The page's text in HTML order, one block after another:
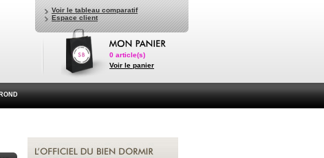
0 article(s)
Voir le panier
Voir le tableau comparatif
Espace client